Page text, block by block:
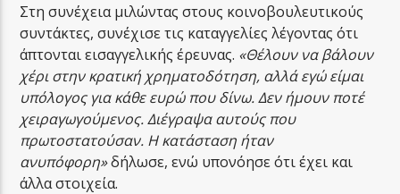
Στη συνέχεια μιλώντας στους κοινοβουλευτικούς
συντάκτες, συνέχισε τις καταγγελίες λέγοντας ότι
άπτονται εισαγγελικής έρευνας. «Θέλουν να βάλουν
χέρι στην κρατική χρηματοδότηση, αλλά εγώ είμαι
υπόλογος για κάθε ευρώ που δίνω. Δεν ήμουν ποτέ
χειραγωγούμενος. Διέγραψα αυτούς που
πρωτοστατούσαν. Η κατάσταση ήταν
ανυπόφορη»δήλωσε, ενώ υπονόησε ότι έχει και
άλλα στοιχεία.